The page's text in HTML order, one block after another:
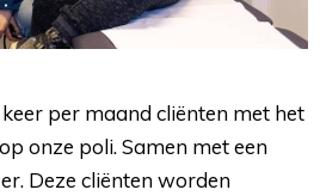
keer per maand cliënten met het
onze poli. Samen met een
Deze cliënten worden